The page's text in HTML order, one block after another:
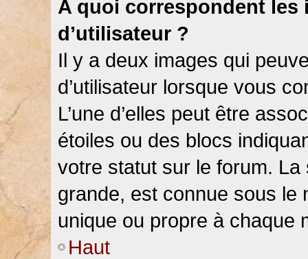
A quoi correspondent les
d’utilisateur ?
Il y a deux images qui
d’utilisateur lorsque vous
L’une d’elles peut être
étoiles ou des blocs
votre statut sur le forum.
grande, est connue sous le
unique ou propre à chaque
Haut